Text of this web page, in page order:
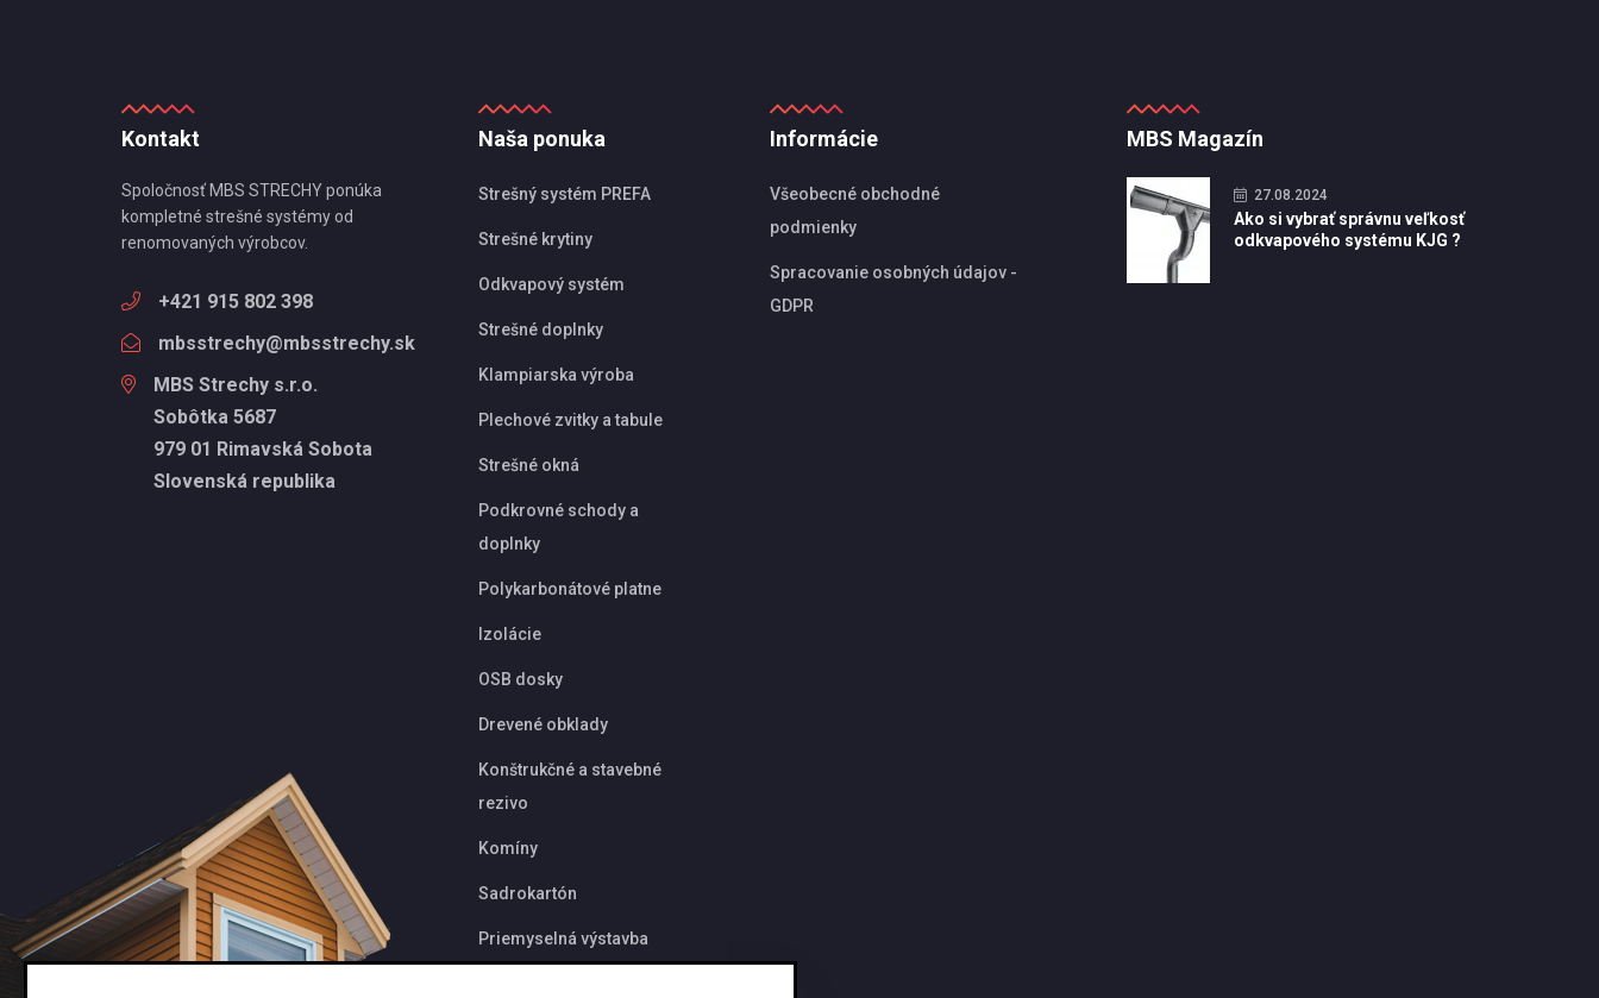
Kontakt
Spoločnosť MBS STRECHY ponúka
kompletné strešné systémy od
renomovaných výrobcov.
+421 915 802 398
mbsstrechy@mbsstrechy.sk
MBS Strechy s.r.o.
Sobôtka 5687
979 01 Rimavská Sobota
Slovenská republika
Naša ponuka
Strešný systém PREFA
Strešné krytiny
Odkvapový systém
Strešné doplnky
Klampiarska výroba
Plechové zvitky a tabule
Strešné okná
Podkrovné schody a
doplnky
Polykarbonátové platne
Izolácie
OSB dosky
Drevené obklady
Konštrukčné a stavebné
rezivo
Komíny
Sadrokartón
Priemyselná výstavba
Informácie
Všeobecné obchodné
podmienky
Spracovanie osobných údajov -
GDPR
MBS Magazín
27.08.2024
Ako si vybrať správnu veľkosť
odkvapového systému KJG ?